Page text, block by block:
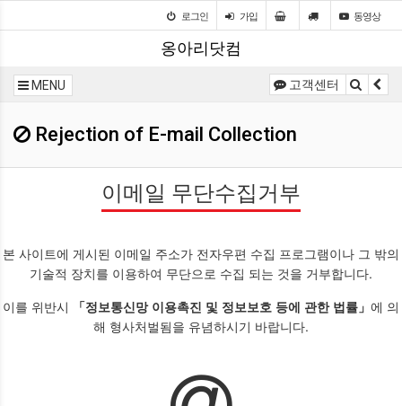
로그인 가입 동영상
옹아리닷컴
MENU 고객센터
Rejection of E-mail Collection
이메일 무단수집거부
본 사이트에 게시된 이메일 주소가 전자우편 수집 프로그램이나 그 밖의
기술적 장치를 이용하여 무단으로 수집 되는 것을 거부합니다.
이를 위반시
「정보통신망 이용촉진 및 정보보호 등에 관한 법률」 에 의
해 형사처벌됨을 유념하시기 바랍니다.